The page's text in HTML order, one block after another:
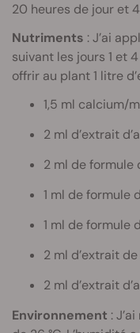
20 heures de jour et
Nutriments : J’ai
suivant les jours 1 et
offrir au plant 1 litre
1,5 ml calcium/
2 ml d’extrait
2 ml de formule
1 ml de formule
1 ml de formule
2 ml d’extrait
2 ml d’extrait
Environnement :